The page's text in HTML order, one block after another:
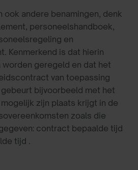
ook andere benamingen, denk
personeelshandboek,
en
Kenmerkend is dat hierin
geregeld en dat het
van toepassing
bijvoorbeeld met het
zijn plaats krijgt in de
zoals die
contract bepaalde tijd
tijd .